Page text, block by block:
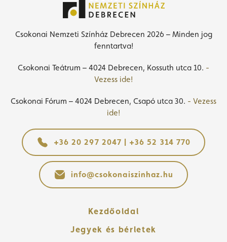
Csokonai Nemzeti Színház Debrecen 2026 – Minden jog
fenntartva!
Csokonai Teátrum – 4024 Debrecen, Kossuth utca 10. -
Vezess ide!
Csokonai Fórum – 4024 Debrecen, Csapó utca 30. - Vezess
ide!
+36 20 297 2047 | +36 52 314 770
info@csokonaiszinhaz.hu
Kezdőoldal
Jegyek és bérletek